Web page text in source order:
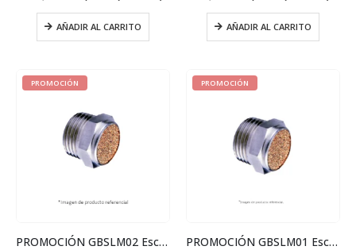
AÑADIR AL CARRITO AÑADIR AL CARRITO
PROMOCIÓN
PROMOCIÓN GBSLM02 Escape 1/4
PROMOCIÓN
PROMOCIÓN GBSLM01 Escape 1/8